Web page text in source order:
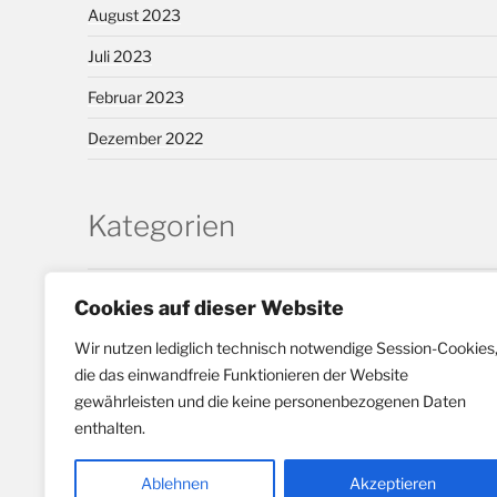
Cookies auf dieser Website
Wir nutzen lediglich technisch notwendige Session-Cookies,
die das einwandfreie Funktionieren der Website
gewährleisten und die keine personenbezogenen Daten
enthalten.
Ablehnen Akzeptieren
August 2023
Juli 2023
Februar 2023
Dezember 2022
Kategorien
Allgemein
Behindertenbeirat